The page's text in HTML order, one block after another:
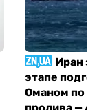
Иран
этапе
Оманом по